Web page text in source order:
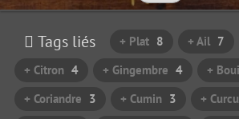
Tags liés + Plat 8 + Ail 7
+ Citron 4 + Gingembre 4 +
+ Coriandre 3 + Cumin 3 +